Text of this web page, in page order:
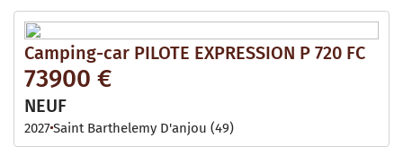
Camping-car PILOTE EXPRESSION P 720 FC
73900 €
NEUF
2027Saint Barthelemy D'anjou (49)